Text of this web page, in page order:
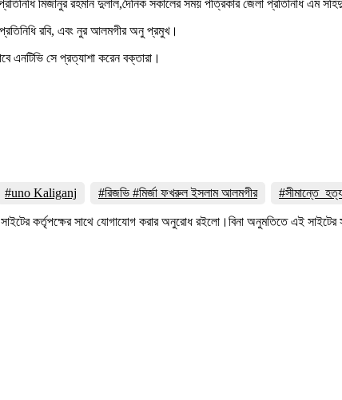
মিজানুর রহমান দুলাল,দৈনিক সকালের সময় পত্রিকার জেলা প্রতিনিধি এম
প্রতিনিধি রবি, এবং নুর আলমগীর অনু প্রমুখ।
এনটিভি সে প্রত্যাশা করেন বক্তারা।
#uno Kaliganj #রিজভি #মির্জা ফখরুল ইসলাম আলমগীর
কর্তৃপক্ষের সাথে যোগাযোগ করার অনুরোধ রইলো।বিনা অনুমতিতে এই